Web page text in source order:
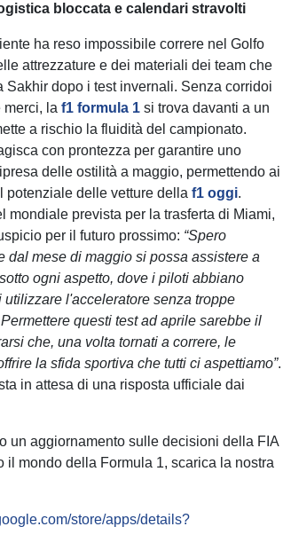
bloccata e calendari stravolti
ha reso impossibile correre nel Golfo
attrezzature e dei materiali dei team che
Sakhir dopo i test invernali. Senza corridoi
merci, laf1 formula 1 si trova davanti a un
a rischio la fluidità del campionato.
con prontezza per garantire uno
delle ostilità a maggio, permettendo ai
potenziale delle vetture dellaf1 oggi.
mondiale prevista per la trasferta di Miami,
per il futuro prossimo: “Spero
dal mese di maggio si possa assistere a
ogni aspetto, dove i piloti abbiano
l'acceleratore senza troppe
questi test ad aprile sarebbe il
che, una volta tornati a correre, le
la sfida sportiva che tutti ci aspettiamo”.
in attesa di una risposta ufficiale dai
un aggiornamento sulle decisioni della FIA
il mondo della Formula 1, scarica la nostra
store/apps/details?